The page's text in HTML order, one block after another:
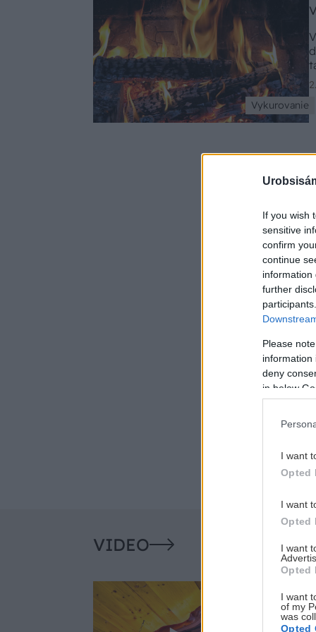
If you wish
sensitive
confirm
continue
information
further
Please
information
deny
in below
I want
Opted
I want
Opted
I want
Opted
I want
of my
was
Opted
Vykurovanie
VIDEO